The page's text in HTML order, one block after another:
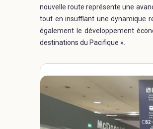
nouvelle route représente une
tout en insufflant une dynamique
également le développement
destinations du Pacifique ».